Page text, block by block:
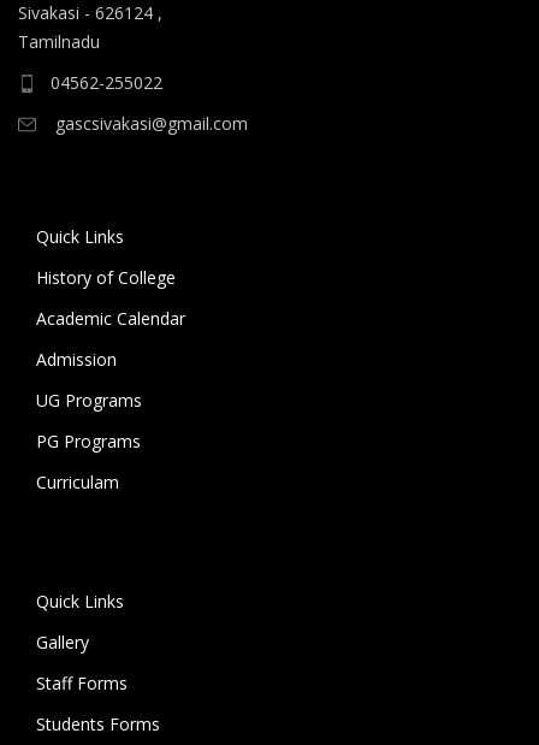
ஆகிய கலைப் பாடப்பிரிவுகளுக்கும், 10.06.2026 அன்று
B.A தமிழ், B.A ஆங்கிலம் ஆகிய மொழிப்
நடைபெறுகிறது.
மற்றும் மொழிப் பாடப்பிரிவுகளுக்குமான இரண்டாம் கட்ட
கலந்தாய்வும் நடைபெறுகிறது. 18.06.2026 அன்று
கல்லூரியில் உள்ள அனைத்து பாடப்பிரிவுகளுக்குமான
கலந்தாய்விற்கு அழைக்கப்படும் மாணவ/மாணவியர் உரிய
நாட்களில் காலை 9 மணிக்கு கல்லூரிக்கு வருகை தந்து
கலந்தாய்வில் பங்கேற்று வாய்ப்பினைப் பயன்படுத்தி
Sivakasi - 626124 ,
Tamilnadu
04562-255022
gascsivakasi@gmail.com
Quick Links
History of College
Academic Calendar
Admission
UG Programs
PG Programs
Curriculam
Quick Links
Gallery
Staff Forms
Students Forms